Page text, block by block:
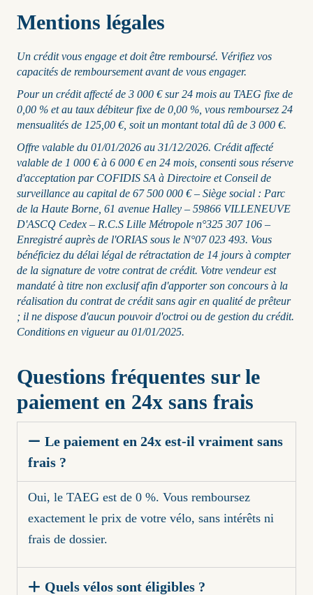
Mentions légales
Un crédit vous engage et doit être remboursé. Vérifiez vos
capacités de remboursement avant de vous engager.
Pour un crédit affecté de 3 000 € sur 24 mois au TAEG fixe de
0,00 % et au taux débiteur fixe de 0,00 %, vous remboursez 24
mensualités de 125,00 €, soit un montant total dû de 3 000 €.
Offre valable du 01/01/2026 au 31/12/2026. Crédit affecté
valable de 1 000 € à 6 000 € en 24 mois, consenti sous réserve
d'acceptation par COFIDIS SA à Directoire et Conseil de
surveillance au capital de 67 500 000 € – Siège social : Parc
de la Haute Borne, 61 avenue Halley – 59866 VILLENEUVE
D'ASCQ Cedex – R.C.S Lille Métropole n°325 307 106 –
Enregistré auprès de l'ORIAS sous le N°07 023 493. Vous
bénéficiez du délai légal de rétractation de 14 jours à compter
de la signature de votre contrat de crédit. Votre vendeur est
mandaté à titre non exclusif afin d'apporter son concours à la
réalisation du contrat de crédit sans agir en qualité de prêteur
; il ne dispose d'aucun pouvoir d'octroi ou de gestion du crédit.
Conditions en vigueur au 01/01/2025.
Questions fréquentes sur le
paiement en 24x sans frais
Le paiement en 24x est-il vraiment sans
frais ?
Oui, le TAEG est de 0 %. Vous remboursez
exactement le prix de votre vélo, sans intérêts ni
frais de dossier.
Quels vélos sont éligibles ?